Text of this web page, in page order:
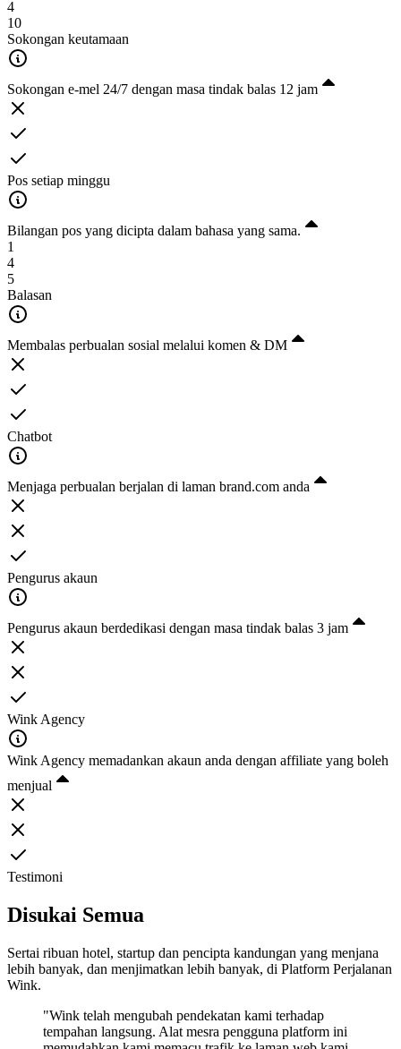
4
10
Sokongan keutamaan
Sokongan e-mel 24/7 dengan masa tindak balas 12 jam
Pos setiap minggu
Bilangan pos yang dicipta dalam bahasa yang sama.
1
4
5
Balasan
Membalas perbualan sosial melalui komen & DM
Chatbot
Menjaga perbualan berjalan di laman brand.com anda
Pengurus akaun
Pengurus akaun berdedikasi dengan masa tindak balas 3 jam
Wink Agency
Wink Agency memadankan akaun anda dengan affiliate yang boleh
menjual
Testimoni
Disukai Semua
Sertai ribuan hotel, startup dan pencipta kandungan yang menjana
lebih banyak, dan menjimatkan lebih banyak, di Platform Perjalanan
Wink.
"Wink telah mengubah pendekatan kami terhadap
tempahan langsung. Alat mesra pengguna platform ini